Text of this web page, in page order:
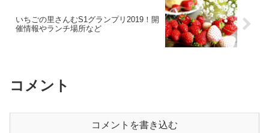
いちごの里さんむS1グランプリ2019！開
催情報やランチ場所など
コメント
コメントを書き込む